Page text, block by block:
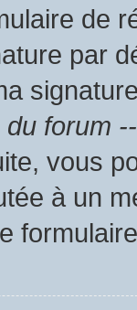
de
par
forum
vous
à un